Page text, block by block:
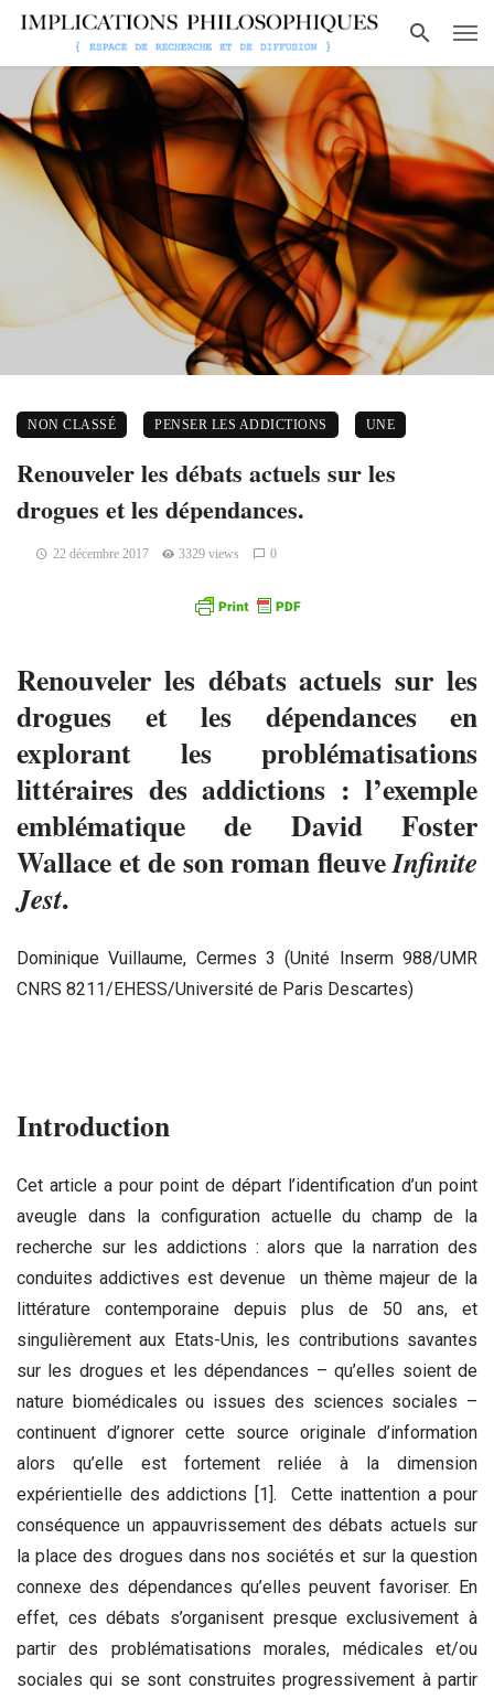
NON CLASSÉ PENSER LES ADDICTIONS UNE
Renouveler les débats actuels sur les
drogues et les dépendances.
22 décembre 2017 3329 views 0
Renouveler les débats actuels sur les
drogues et les dépendances en
explorant les problématisations
littéraires des addictions : l’exemple
emblématique de David Foster
Wallace et de son roman fleuveInfinite
Jest.
Dominique Vuillaume, Cermes 3 (Unité Inserm 988/UMR
CNRS 8211/EHESS/Université de Paris Descartes)
Introduction
Cet article a pour point de départ l’identification d’un point
aveugle dans la configuration actuelle du champ de la
recherche sur les addictions : alors que la narration des
conduites addictives est devenue un thème majeur de la
littérature contemporaine depuis plus de 50 ans, et
singulièrement aux Etats-Unis, les contributions savantes
sur les drogues et les dépendances – qu’elles soient de
nature biomédicales ou issues des sciences sociales –
continuent d’ignorer cette source originale d’information
alors qu’elle est fortement reliée à la dimension
expérientielle des addictions [1]. Cette inattention a pour
conséquence un appauvrissement des débats actuels sur
la place des drogues dans nos sociétés et sur la question
connexe des dépendances qu’elles peuvent favoriser. En
effet, ces débats s’organisent presque exclusivement à
partir des problématisations morales, médicales et/ou
sociales qui se sont construites progressivement à partir